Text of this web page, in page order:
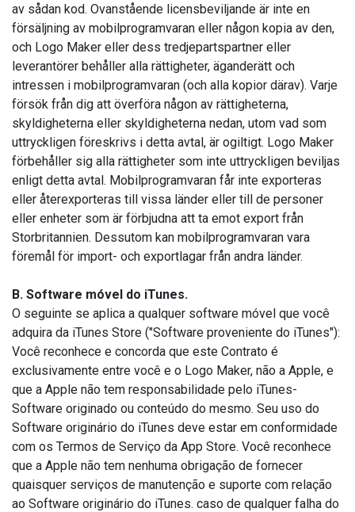
av sådan kod. Ovanstående licensbeviljande är inte en
försäljning av mobilprogramvaran eller någon kopia av den,
och Logo Maker eller dess tredjepartspartner eller
leverantörer behåller alla rättigheter, äganderätt och
intressen i mobilprogramvaran (och alla kopior därav). Varje
försök från dig att överföra någon av rättigheterna,
skyldigheterna eller skyldigheterna nedan, utom vad som
uttryckligen föreskrivs i detta avtal, är ogiltigt. Logo Maker
förbehåller sig alla rättigheter som inte uttryckligen beviljas
enligt detta avtal. Mobilprogramvaran får inte exporteras
eller återexporteras till vissa länder eller till de personer
eller enheter som är förbjudna att ta emot export från
Storbritannien. Dessutom kan mobilprogramvaran vara
föremål för import- och exportlagar från andra länder.
B. Software móvel do iTunes.
O seguinte se aplica a qualquer software móvel que você
adquira da iTunes Store ("Software proveniente do iTunes"):
Você reconhece e concorda que este Contrato é
exclusivamente entre você e o Logo Maker, não a Apple, e
que a Apple não tem responsabilidade pelo iTunes-
Software originado ou conteúdo do mesmo. Seu uso do
Software originário do iTunes deve estar em conformidade
com os Termos de Serviço da App Store. Você reconhece
que a Apple não tem nenhuma obrigação de fornecer
quaisquer serviços de manutenção e suporte com relação
ao Software originário do iTunes. caso de qualquer falha do